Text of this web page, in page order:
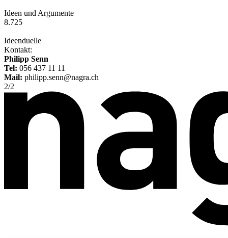
Ideen und Argumente
8.725
Ideenduelle
Kontakt:
Philipp Senn
Tel: 056 437 11 11
Mail: philipp.senn@nagra.ch
2/2